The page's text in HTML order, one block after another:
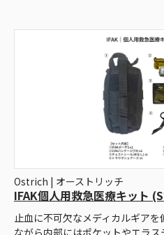
Ostrich | オーストリッチ
IFAK個人用救急医療キット
止血に不可欠なメディカルギア